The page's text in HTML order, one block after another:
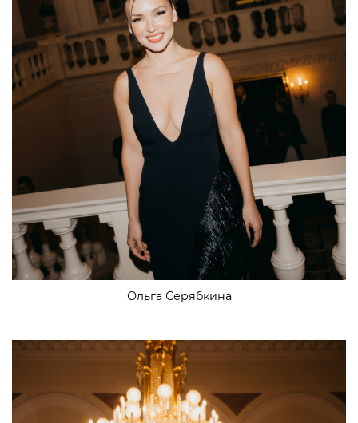
Ольга Серябкина